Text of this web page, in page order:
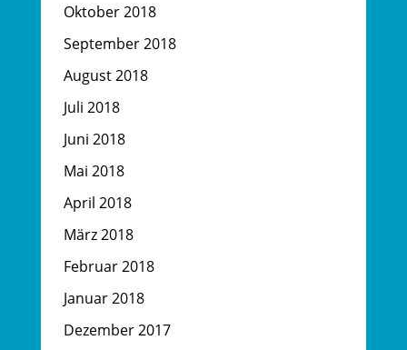
Oktober 2018
September 2018
August 2018
Juli 2018
Juni 2018
Mai 2018
April 2018
März 2018
Februar 2018
Januar 2018
Dezember 2017